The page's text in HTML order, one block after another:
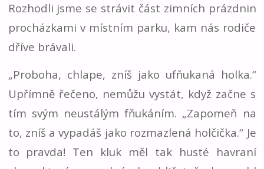
Rozhodli jsme se strávit část zimních prázdnin
procházkami v místním parku, kam nás rodiče
dříve brávali.
„Proboha, chlape, zníš jako ufňukaná holka.“
Upřímně řečeno, nemůžu vystát, když začne s
tím svým neustálým fňukáním. „Zapomeň na
to, zníš a vypadáš jako rozmazlená holčička.“ Je
to pravda! Ten kluk měl tak husté havraní